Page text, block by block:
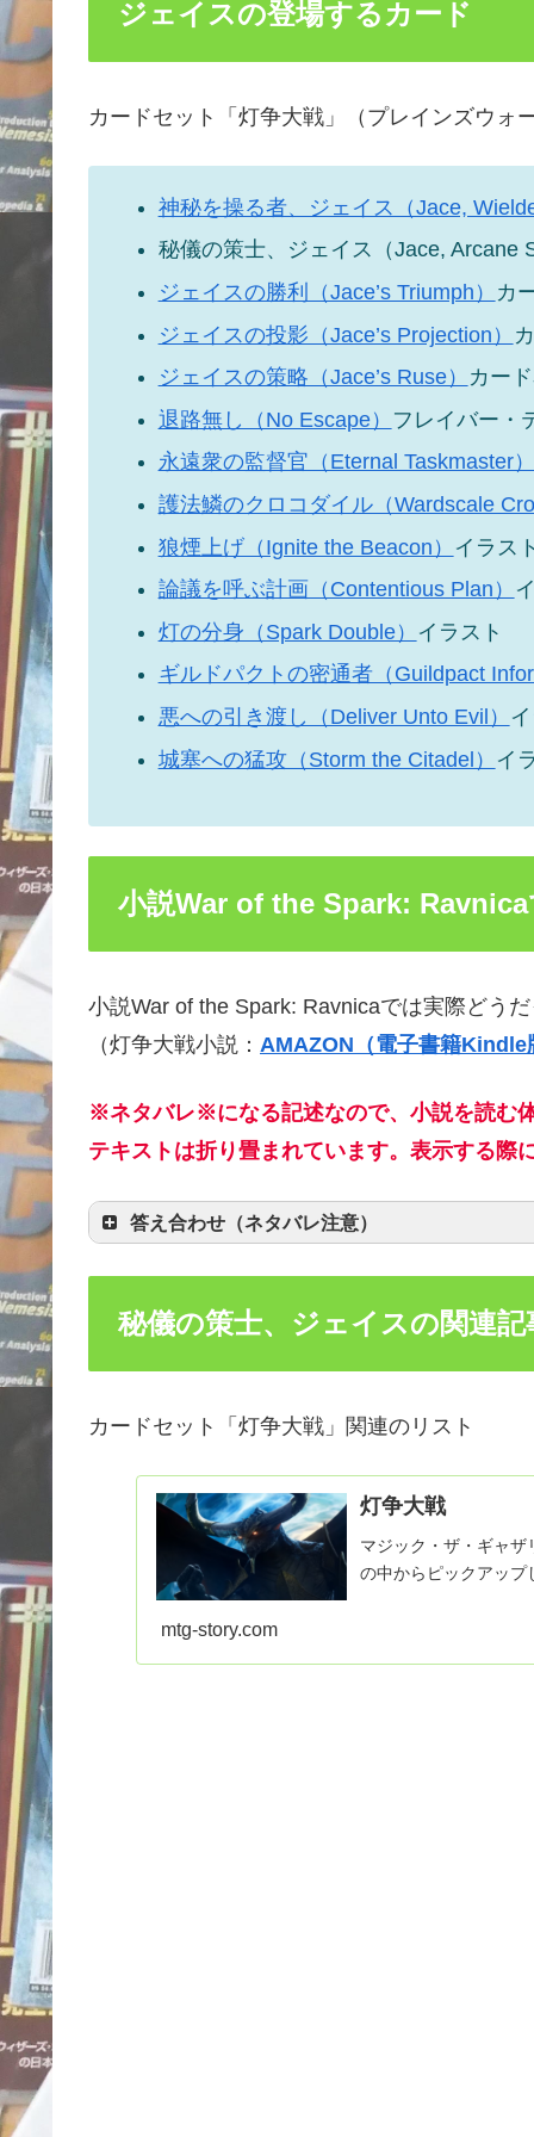
ジェイスの登場するカード
カードセット「灯争大戦」（プレインズウォ
神秘を操る者、ジェイス（Jace,
秘儀の策士、ジェイス（Jace, Arcane
ジェイスの勝利（Jace’s Triumph）
カ
ジェイスの投影（Jace’s Projection）
ジェイスの策略（Jace’s Ruse）
カー
退路無し（No Escape）
フレイバー・
永遠衆の監督官（Eternal Taskmaster）
護法鱗のクロコダイル（Wardscale
狼煙上げ（Ignite the Beacon）
イラス
論議を呼ぶ計画（Contentious Plan）
灯の分身（Spark Double）
イラスト
ギルドパクトの密通者（Guildpact
悪への引き渡し（Deliver Unto Evil）
城塞への猛攻（Storm the Citadel）
イ
小説War of the Spark:
小説War of the Spark: Ravnicaでは実際どう
（灯争大戦小説： AMAZON（電子書籍Kindle
※ネタバレ※になる記述なので、小説を読む
テキストは折り畳まれています。表示する際
答え合わせ（ネタバレ注意）
秘儀の策士、ジェイスの関連記
カードセット「灯争大戦」関連のリスト
灯争大戦
マジック・ザ・ギャ
の中からピックアップ
mtg-story.com